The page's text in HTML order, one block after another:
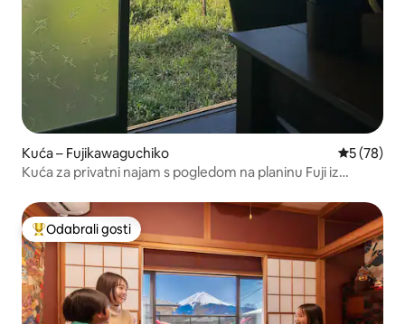
Kuća – Fujikawaguchiko Prosječna
5 (78)
Kuća za privatni najam s pogledom na planinu Fuji iz
Među najviše rangiranima s oznakom „Odabrali gosti”
Odabrali gosti